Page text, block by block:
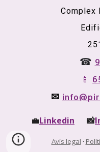
Complex
☎
📱
✉
💼Linkedin 📸
Avís legal ·